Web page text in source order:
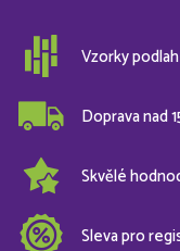
Vzorky
Doprava nad
Skvělé
Sleva pro